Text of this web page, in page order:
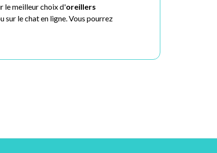
le meilleur choix d'oreillers
le chat en ligne. Vous pourrez